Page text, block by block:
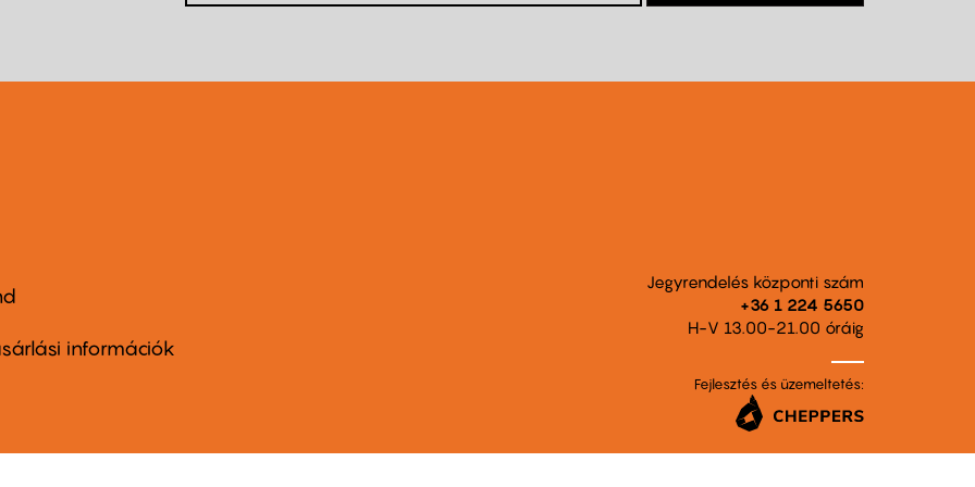
információk
Jegyrendelés központi szám
+36 1 224 5650
H-V 13.00-21.00 óráig
Fejlesztés és üzemeltetés: